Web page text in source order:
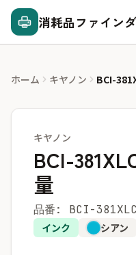
消耗品ファイン
ホーム キヤノン BCI-
キヤノン
BCI-
量
品番: BCI-381XLC
インク シアン